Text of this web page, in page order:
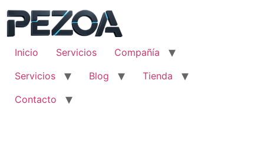
contenido
Inicio
Servicios
Compañía
Servicios
Blog
Tienda
Contacto